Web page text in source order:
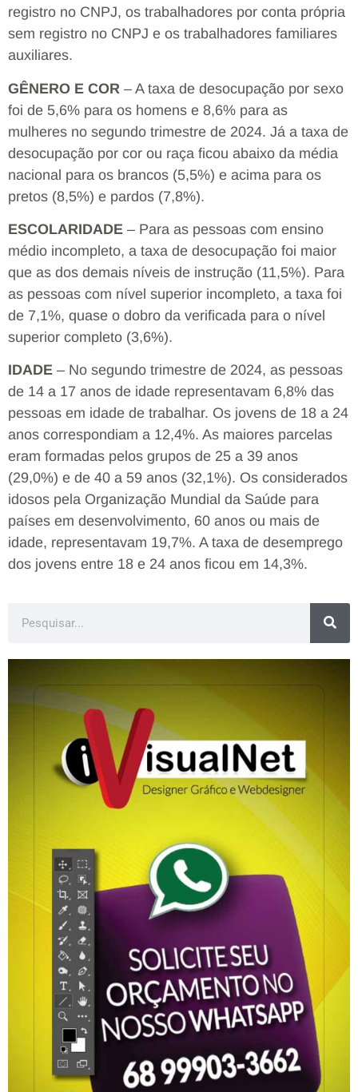
registro no CNPJ, os trabalhadores por conta própria
sem registro no CNPJ e os trabalhadores familiares
auxiliares.
GÊNERO E COR – A taxa de desocupação por sexo
foi de 5,6% para os homens e 8,6% para as
mulheres no segundo trimestre de 2024. Já a taxa de
desocupação por cor ou raça ficou abaixo da média
nacional para os brancos (5,5%) e acima para os
pretos (8,5%) e pardos (7,8%).
ESCOLARIDADE – Para as pessoas com ensino
médio incompleto, a taxa de desocupação foi maior
que as dos demais níveis de instrução (11,5%). Para
as pessoas com nível superior incompleto, a taxa foi
de 7,1%, quase o dobro da verificada para o nível
superior completo (3,6%).
IDADE – No segundo trimestre de 2024, as pessoas
de 14 a 17 anos de idade representavam 6,8% das
pessoas em idade de trabalhar. Os jovens de 18 a 24
anos correspondiam a 12,4%. As maiores parcelas
eram formadas pelos grupos de 25 a 39 anos
(29,0%) e de 40 a 59 anos (32,1%). Os considerados
idosos pela Organização Mundial da Saúde para
países em desenvolvimento, 60 anos ou mais de
idade, representavam 19,7%. A taxa de desemprego
dos jovens entre 18 e 24 anos ficou em 14,3%.